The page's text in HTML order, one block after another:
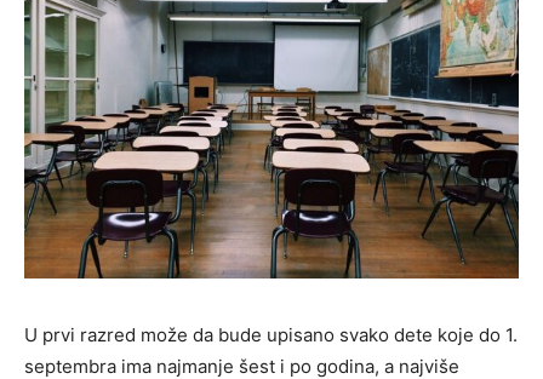
U prvi razred može da bude upisano svako dete koje do 1.
septembra ima najmanje šest i po godina, a najviše